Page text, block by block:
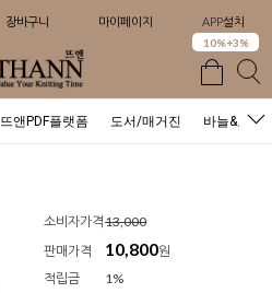
장바구니 마이페이지 APP설치
10%+3%
뜨앤PDF플랫폼 도서/매거진 바늘&도구
소비자가격13,000
판매가격
10,800원
적립금
1%